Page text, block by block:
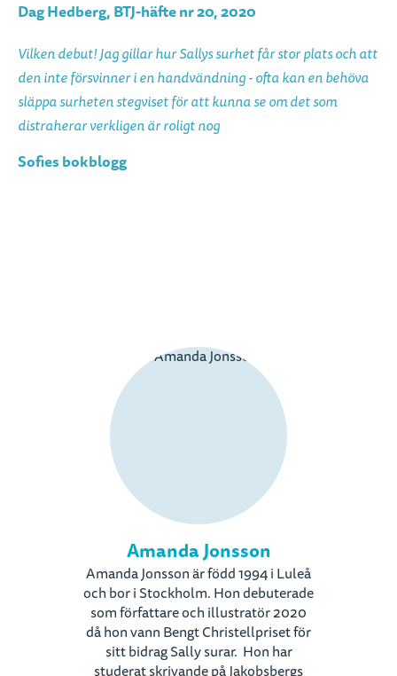
Dag Hedberg, BTJ-häfte nr 20, 2020
Vilken debut! Jag gillar hur Sallys surhet får stor plats och att
den inte försvinner i en handvändning - ofta kan en behöva
släppa surheten stegviset för att kunna se om det som
distraherar verkligen är roligt nog
Sofies bokblogg
Amanda Jonsson
Amanda Jonsson är född 1994 i Luleå
och bor i Stockholm. Hon debuterade
som författare och illustratör 2020
då hon vann Bengt Christellpriset för
sitt bidrag Sally surar. Hon har
studerat skrivande på Jakobsbergs